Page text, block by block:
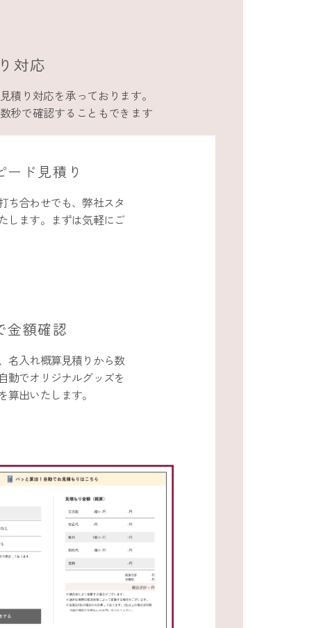
対応
積り対応を承っております。
秒で確認することもできます
ード見積り
ち合わせでも、弊社スタ
します。まずは気軽にご
金額確認
名入れ概算見積りから数
動でオリジナルグッズを
算出いたします。